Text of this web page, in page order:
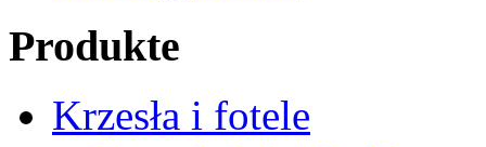
Produkte
Krzesła i fotele